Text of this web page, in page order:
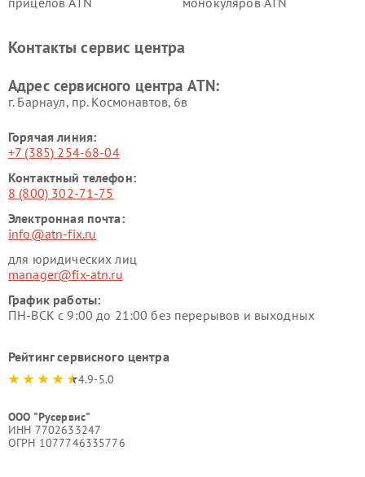
Контакты сервис центра
Адрес сервисного центра ATN:
г. Барнаул, ​пр. Космонавтов, 6в
Горячая линия:
+7 (385) 254-68-04
Контактный телефон:
8 (800) 302-71-75
Электронная почта:
info@atn-fix.ru
для юридических лиц
manager@fix-atn.ru
График работы:
ПН-ВСК с 9:00 до 21:00 без перерывов и выходных
Рейтинг сервисного центра
4.9-5.0
ООО "Русервис"
ИНН 7702633247
ОГРН 1077746335776